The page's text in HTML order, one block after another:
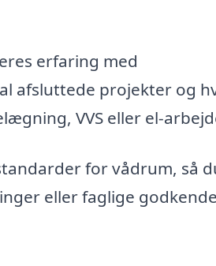
erfaring med
afsluttede projekter og
VVS eller el-
for vådrum, så
eller faglige